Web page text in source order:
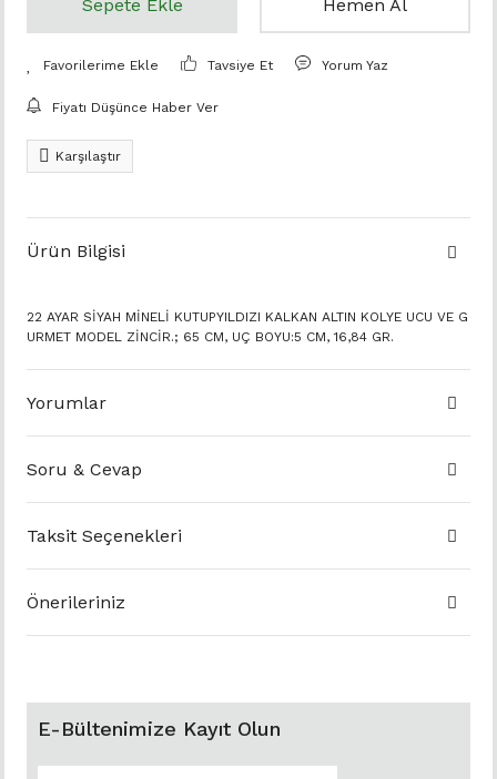
Sepete Ekle Hemen Al
Tavsiye Et Yorum Yaz
Fiyatı Düşünce Haber Ver
Karşılaştır
Ürün Bilgisi
22 AYAR SİYAH MİNELİ KUTUPYILDIZI KALKAN ALTIN KOLYE UCU VE G
URMET MODEL ZİNCİR.; 65 CM, UÇ BOYU:5 CM, 16,84 GR.
Yorumlar
Soru & Cevap
Taksit Seçenekleri
Önerileriniz
E-Bültenimize Kayıt Olun